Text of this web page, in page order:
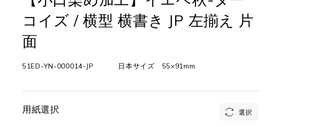
コイズ / 横型 横書き JP 左揃え 片
面
51ED-YN-000014-JP 日本サイズ 55×91mm
用紙選択